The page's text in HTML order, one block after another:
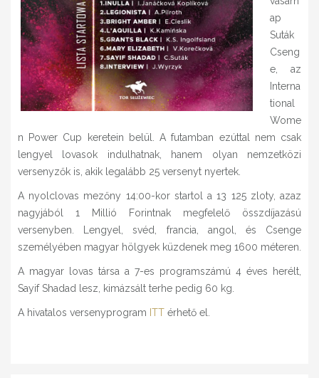
ap
Suták
Cseng
e, az
Interna
tional
Wome
n Power Cup keretein belül. A futamban ezúttal nem csak
lengyel lovasok indulhatnak, hanem olyan nemzetközi
versenyzők is, akik legalább 25 versenyt nyertek.
A nyolclovas mezőny 14:00-kor startol a 13 125 zloty, azaz
nagyjából 1 Millió Forintnak megfelelő összdíjazású
versenyben. Lengyel, svéd, francia, angol, és Csenge
személyében magyar hölgyek küzdenek meg 1600 méteren.
A magyar lovas társa a 7-es programszámú 4 éves herélt,
Sayif Shadad lesz, kimázsált terhe pedig 60 kg.
A hivatalos versenyprogram ITT érhető el.